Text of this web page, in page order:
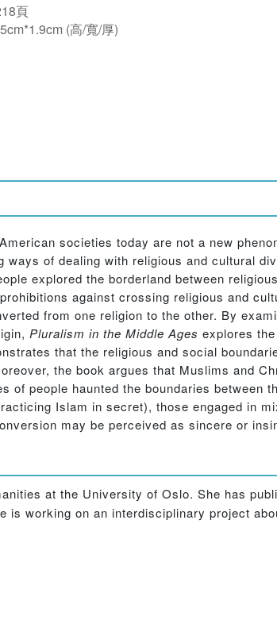
頁
(高/寬/厚)
societies today are not a new
of dealing with religious and cultural
explored the borderland between
against crossing religious and
from one religion to the other. By
Pluralism in the Middle Ages explores
that the religious and social
the book argues that Muslims and
people haunted the boundaries between
Islam in secret), those engaged in
may be perceived as sincere or
at the University of Oslo. She has
is working on an interdisciplinary project